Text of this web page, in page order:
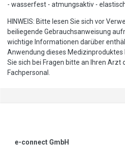
- wasserfest - atmungsaktiv -
HINWEIS: Bitte lesen Sie sich vor
beiliegende Gebrauchsanweisung
wichtige Informationen darüber
Anwendung dieses Medizinproduktes
Sie sich bei Fragen bitte an Ihren Arzt
Fachpersonal.
e-connect GmbH